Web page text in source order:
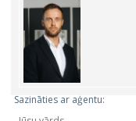
Sazināties ar aģentu: